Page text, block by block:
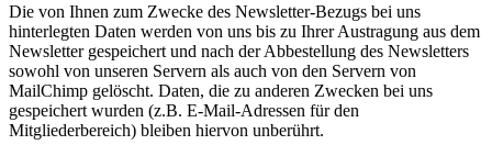
Die von Ihnen zum Zwecke des Newsletter-Bezugs bei uns
hinterlegten Daten werden von uns bis zu Ihrer Austragung aus dem
Newsletter gespeichert und nach der Abbestellung des Newsletters
sowohl von unseren Servern als auch von den Servern von
MailChimp gelöscht. Daten, die zu anderen Zwecken bei uns
gespeichert wurden (z.B. E-Mail-Adressen für den
Mitgliederbereich) bleiben hiervon unberührt.